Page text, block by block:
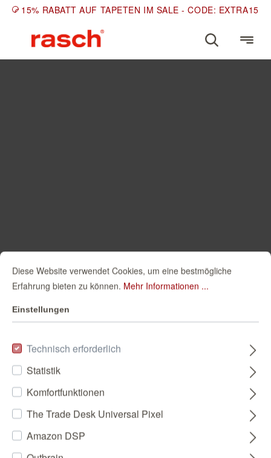
15% RABATT AUF TAPETEN IM SALE - CODE: EXTRA15
Diese Website verwendet Cookies, um eine bestmögliche
Erfahrung bieten zu können. Mehr Informationen ...
Einstellungen
Technisch erforderlich
Statistik
Komfortfunktionen
The Trade Desk Universal Pixel
Amazon DSP